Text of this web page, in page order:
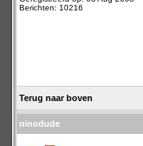
Berichten: 10216
Terug naar boven
ninodude